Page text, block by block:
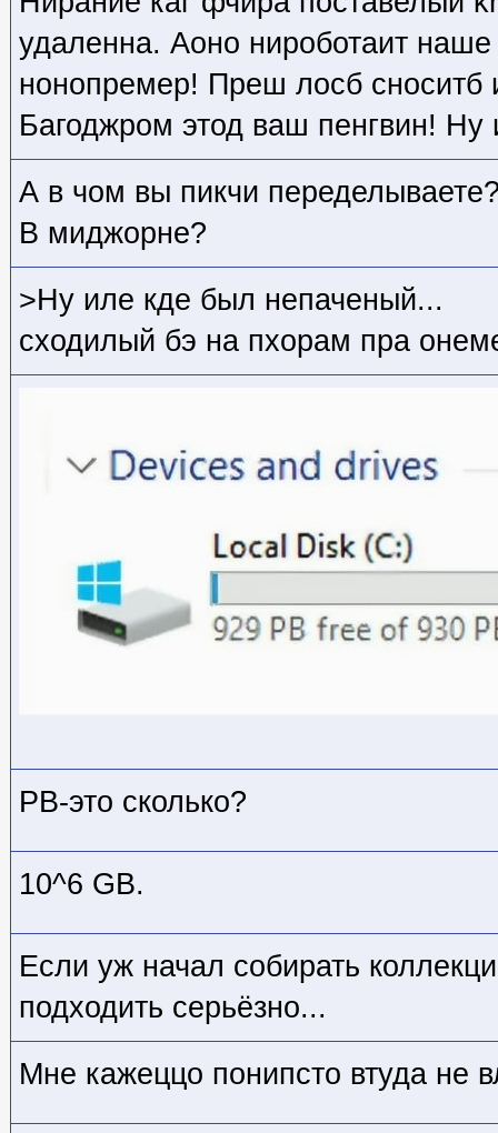
удаленна. Аоно нироботаит
нонопремер! Преш лосб сноситб
Багоджром этод ваш пенгвин!
А в чом вы пикчи
В миджорне?
>Ну иле кде был непаченый...
сходилый бэ на пхорам пра
PB-это сколько?
10^6 GB.
Если уж начал собирать
подходить серьёзно...
Мне кажеццо понипсто втуда не